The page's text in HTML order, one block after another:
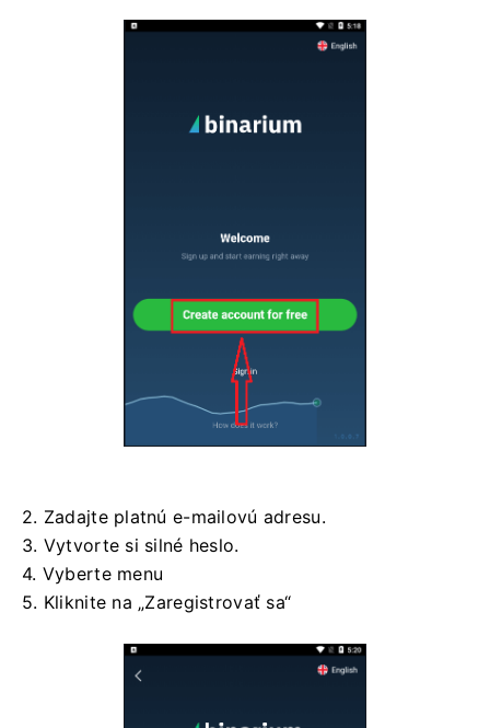
2. Zadajte platnú e-mailovú adresu.
3. Vytvorte si silné heslo.
4. Vyberte menu
5. Kliknite na „Zaregistrovať sa“